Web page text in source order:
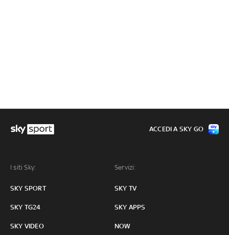
I siti Sky:
SKY SPORT
SKY TG24
SKY VIDEO
Servizi:
SKY TV
SKY APPS
NOW
ACCEDI A SKY GO